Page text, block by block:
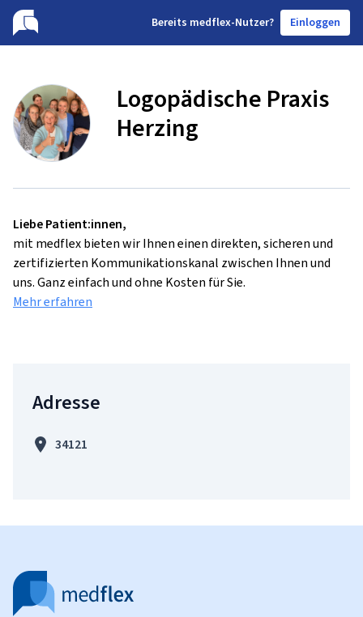
Bereits medflex-Nutzer? Einloggen
Logopädische Praxis
Herzing
Liebe Patient:innen,
mit medflex bieten wir Ihnen einen direkten, sicheren und
zertifizierten Kommunikationskanal zwischen Ihnen und
uns. Ganz einfach und ohne Kosten für Sie.
Mehr erfahren
Adresse
34121